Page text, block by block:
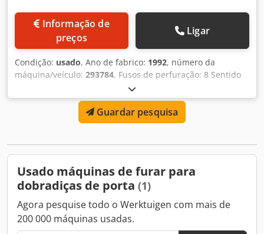
preços
Ligar
Condição: usado, Ano de fabrico: 1992, número da
máquina/veículo: 293784, Fusos de perfuração: 8 Sentido
de rotação do fuso de perfuração: 4 para a direita e 4 para
a esquerda Velocidades do fuso de perfuração: 2800 rpm
Gravação do eixo: 10 e 11 mm Curso de perfuração: 100
mm Motor de acionamento: 380 V, 1,1 kW Altura da mesa
650 x 400 x 1700 mm Csdpfx Ajbnnybei Aorf Peso: 120kg
Guardar pesquisa
Usado máquinas de furar para
dobradiças de porta (1)
Agora pesquise todo o Werktuigen com mais de
200 000 máquinas usadas.